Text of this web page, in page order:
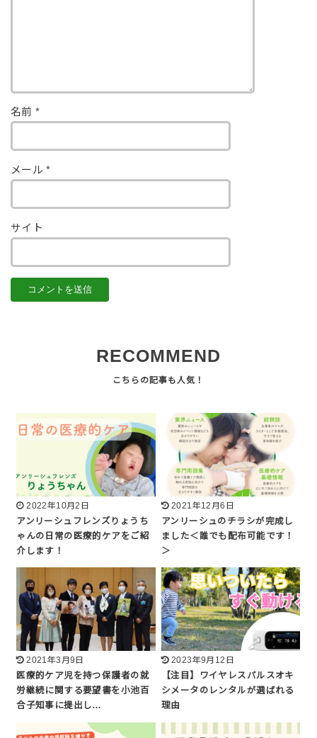
名前 *
メール*
サイト
RECOMMEND
2022年10月2日
アンリーシュフレンズりょうち
ゃんの日常の医療的ケアをご紹
介します！
2021年12月6日
アンリーシュのチラシが完成し
ました＜誰でも配布可能です！
＞
2021年3月9日
医療的ケア児を持つ保護者の就
労継続に関する要望書を小池百
合子知事に提出し…
2023年9月12日
【注目】ワイヤレスパルスオキ
シメータのレンタルが選ばれる
理由